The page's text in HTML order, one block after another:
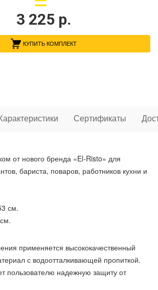
3 225р.
КУПИТЬ КОМПЛЕКТ
Сертификаты
от нового бренда «El-Risto» для
бариста, поваров, работников кухни и
см.
применяется высококачественный
с водоотталкивающей пропиткой.
пользователю надежную защиту от